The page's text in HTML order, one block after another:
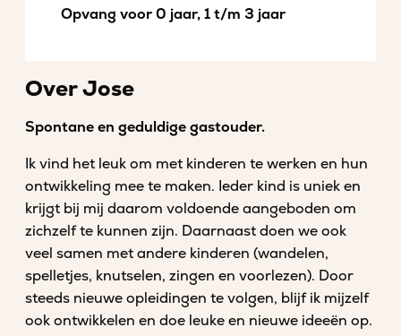
Opvang voor 0 jaar, 1 t/m 3 jaar
Over Jose
Spontane en geduldige gastouder.
Ik vind het leuk om met kinderen te werken en hun
ontwikkeling mee te maken. Ieder kind is uniek en
krijgt bij mij daarom voldoende aangeboden om
zichzelf te kunnen zijn. Daarnaast doen we ook
veel samen met andere kinderen (wandelen,
spelletjes, knutselen, zingen en voorlezen). Door
steeds nieuwe opleidingen te volgen, blijf ik mijzelf
ook ontwikkelen en doe leuke en nieuwe ideeën op.